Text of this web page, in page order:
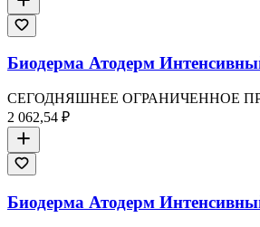
Биодерма Атодерм
СЕГОДНЯШНЕЕ ОГРАНИЧЕННОЕ
2 062,54 ₽
Биодерма Атодерм